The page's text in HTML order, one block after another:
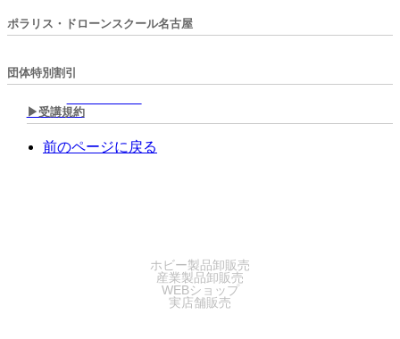
ポラリス・ドローンスクール名古屋
団体特別割引
▶︎受講規約
前のページに戻る
ホビー製品卸販売
産業製品卸販売
WEBショップ
実店舗販売